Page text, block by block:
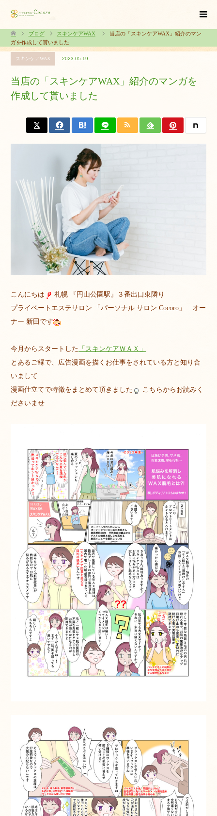
ブログ スキンケアWAX
当店の「スキンケアWAX」紹介のマン
ガを作成して貰いました
スキンケアWAX 2023.05.19
当店の「スキンケアWAX」紹介のマンガを
作成して貰いました
こんにちは
札幌 『円山公園駅』３番出口東隣り
プライベートエステサロン 「パーソナル サロン Cocoro」 オー
ナー 新田です
今月からスタートした 「スキンケアＷＡＸ」
とあるご縁で、広告漫画を描くお仕事をされている方と知り合
いまして
漫画仕立てで特徴をまとめて頂きました
こちらからお読みく
ださいませ